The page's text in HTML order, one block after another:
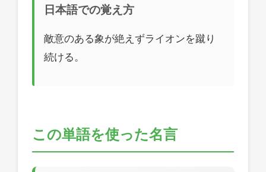
日本語での覚え方
敵意のある象が絶えずライオンを蹴り
続ける。
この単語を使った名言